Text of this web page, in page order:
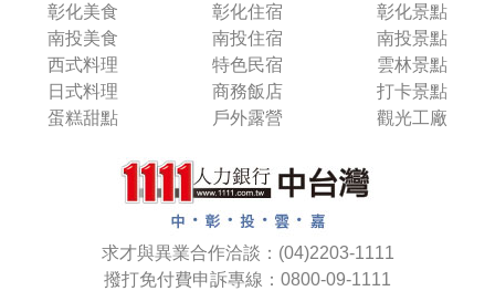
彰化美食
南投美食
西式料理
日式料理
蛋糕甜點
彰化住宿
南投住宿
特色民宿
商務飯店
戶外露營
彰化景點
南投景點
雲林景點
打卡景點
觀光工廠
求才與異業合作洽談：(04)2203-1111
撥打免付費申訴專線：0800-09-1111